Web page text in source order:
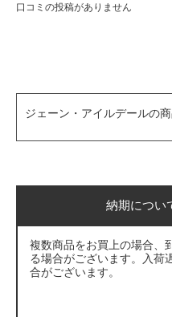
口コミの投稿がありません
ジェーン・アイルデールの
納期につい
複数商品をお買上の場合、
る場合がございます。入荷
合がございます。